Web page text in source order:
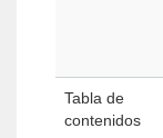
Tabla de
contenidos